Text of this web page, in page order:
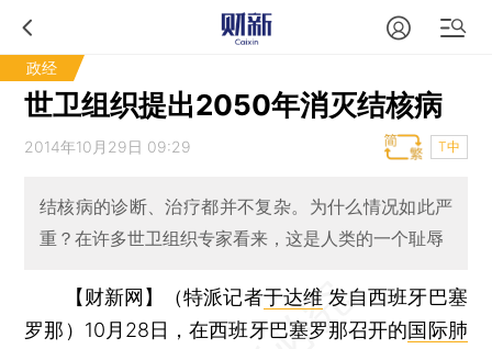
政经
世卫组织提出2050年消灭结核病
2014年10月29日 09:29 T中
结核病的诊断、治疗都并不复杂。为什么情况如此严
重？在许多世卫组织专家看来，这是人类的一个耻辱
【财新网】（特派记者于达维 发自西班牙巴塞
罗那） 10月28日，在西班牙巴塞罗那召开的国际肺